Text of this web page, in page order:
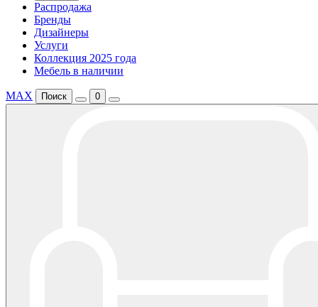
Распродажа
Бренды
Дизайнеры
Услуги
Коллекция 2025 года
Мебель в наличии
MAX Поиск 0